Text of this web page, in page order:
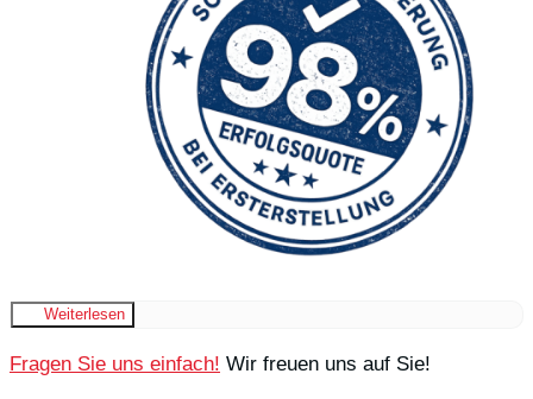
Weiterlesen
Fragen Sie uns einfach! Wir freuen uns auf Sie!